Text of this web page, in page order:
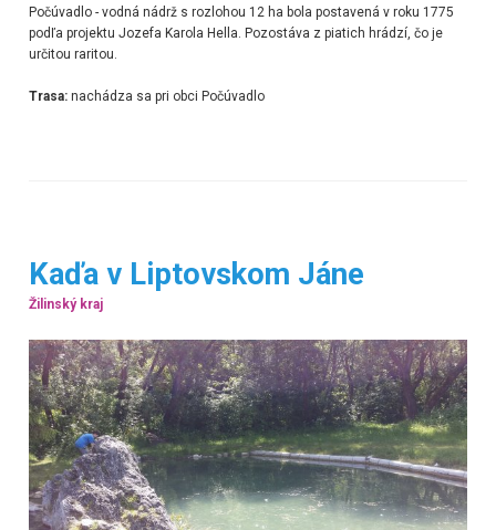
Počúvadlo - vodná nádrž s rozlohou 12 ha bola postavená v roku 1775
podľa projektu Jozefa Karola Hella. Pozostáva z piatich hrádzí, čo je
určitou raritou.
Trasa:nachádza sa pri obci Počúvadlo
Kaďa v Liptovskom Jáne
Žilinský kraj